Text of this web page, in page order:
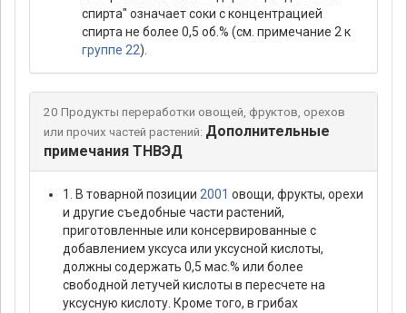
спирта" означает соки с концентрацией
спирта не более 0,5 об.% (см. примечание 2 к
группе 22).
20 Продукты переработки овощей, фруктов, орехов
или прочих частей растений: Дополнительные
примечания ТНВЭД
1. В товарной позиции 2001 овощи, фрукты, орехи
и другие съедобные части растений,
приготовленные или консервированные с
добавлением уксуса или уксусной кислоты,
должны содержать 0,5 мас.% или более
свободной летучей кислоты в пересчете на
уксусную кислоту. Кроме того, в грибах